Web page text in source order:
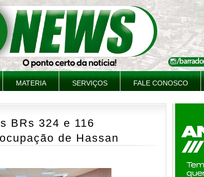
MATERIA SERVIÇOS FALE CONOSCO
BRs 324 e 116
de Hassan